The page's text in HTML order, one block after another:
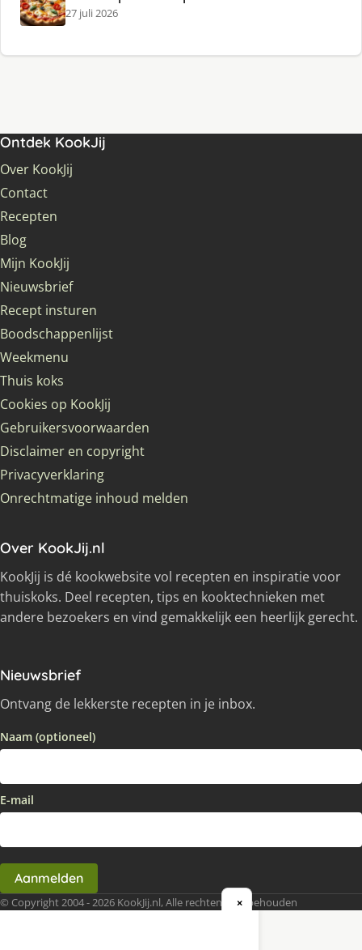
27 juli 2026
Ontdek KookJij
Over KookJij
Contact
Recepten
Blog
Mijn KookJij
Nieuwsbrief
Recept insturen
Boodschappenlijst
Weekmenu
Thuis koks
Cookies op KookJij
Gebruikersvoorwaarden
Disclaimer en copyright
Privacyverklaring
Onrechtmatige inhoud melden
Over KookJij.nl
KookJij is dé kookwebsite vol recepten en inspiratie voor
thuiskoks. Deel recepten, tips en kooktechnieken met
andere bezoekers en vind gemakkelijk een heerlijk gerecht.
Nieuwsbrief
Ontvang de lekkerste recepten in je inbox.
Naam (optioneel)
E-mail
Aanmelden
© Copyright 2004 - 2026 KookJij.nl, Alle rechten voorbehouden
×